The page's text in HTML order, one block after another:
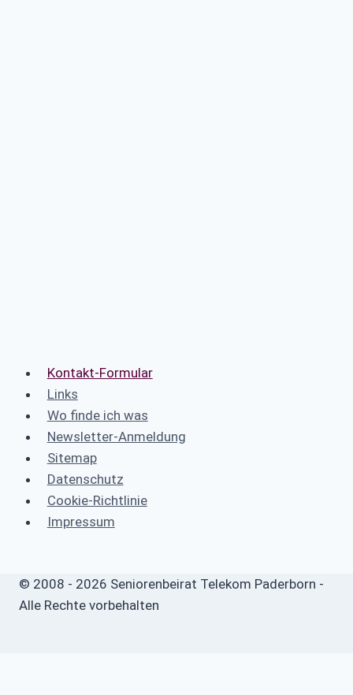
Kontakt-Formular
Links
Wo finde ich was
Newsletter-Anmeldung
Sitemap
Datenschutz
Cookie-Richtlinie
Impressum
© 2008 - 2026 Seniorenbeirat Telekom Paderborn -
Alle Rechte vorbehalten